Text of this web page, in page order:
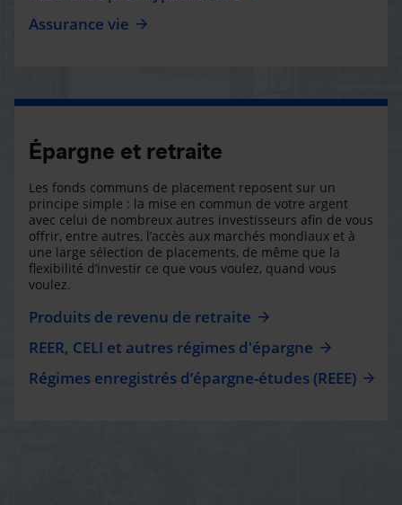
Assurance vie
Épargne et retraite
Les fonds communs de placement reposent sur un
principe simple : la mise en commun de votre argent
avec celui de nombreux autres investisseurs afin de vous
offrir, entre autres, l’accès aux marchés mondiaux et à
une large sélection de placements, de même que la
flexibilité d’investir ce que vous voulez, quand vous
voulez.
Produits de revenu de retraite
REER, CELI et autres régimes d'épargne
Régimes enregistrés d’épargne-études (REEE)